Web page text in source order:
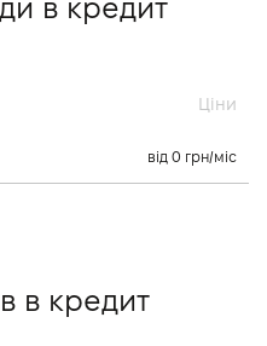
в кредит
Ціни
від 0 грн/міс
в кредит